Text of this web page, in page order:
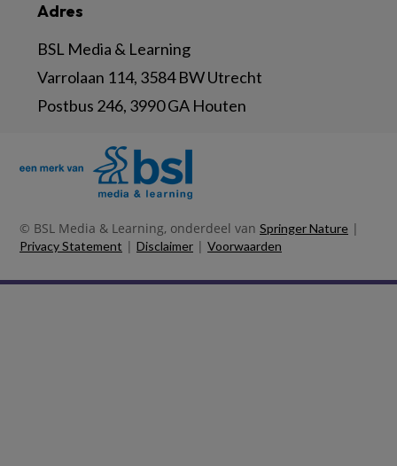
Adres
BSL Media & Learning
Varrolaan 114, 3584 BW Utrecht
Postbus 246, 3990 GA Houten
© BSL Media & Learning, onderdeel van Springer Nature |
Privacy Statement | Disclaimer | Voorwaarden